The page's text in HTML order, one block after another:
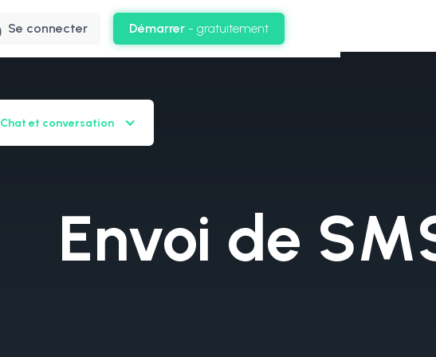
Se connecter Démarrer - gratuitement
Chat et conversation
Envoi de